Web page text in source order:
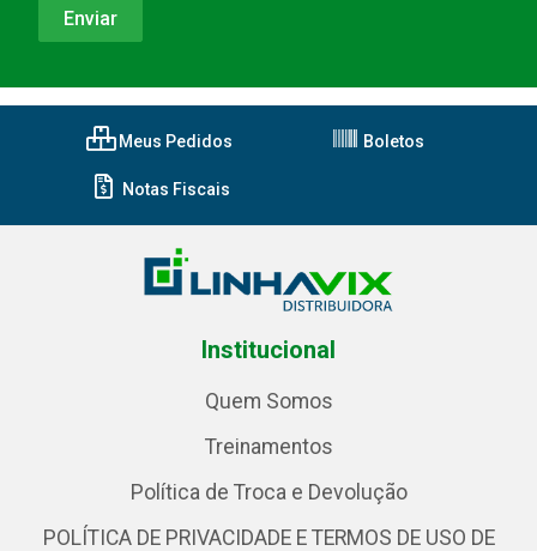
Meus Pedidos Boletos
Notas Fiscais
Institucional
Quem Somos
Treinamentos
Política de Troca e Devolução
POLÍTICA DE PRIVACIDADE E TERMOS DE USO DE